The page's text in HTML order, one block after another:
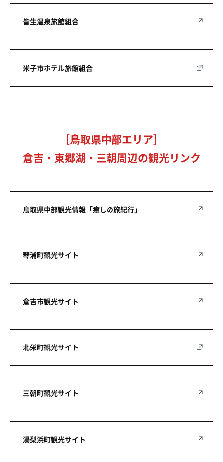
皆生温泉旅館組合
米子市ホテル旅館組合
［鳥取県中部エリア］
倉吉・東郷湖・三朝周辺の観光リンク
鳥取県中部観光情報「癒しの旅紀行」
琴浦町観光サイト
倉吉市観光サイト
北栄町観光サイト
三朝町観光サイト
湯梨浜町観光サイト